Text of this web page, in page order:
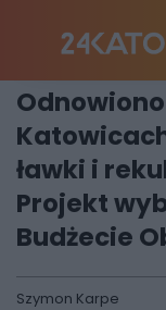
ławki i
Projekt
Budżecie
Szymon Karpe